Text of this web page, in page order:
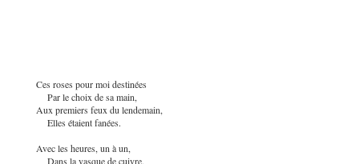
Ces roses pour moi destinées
Par le choix de sa main,
Aux premiers feux du lendemain,
Elles étaient fanées.
Avec les heures, un à un,
Dans la vasque de cuivre,